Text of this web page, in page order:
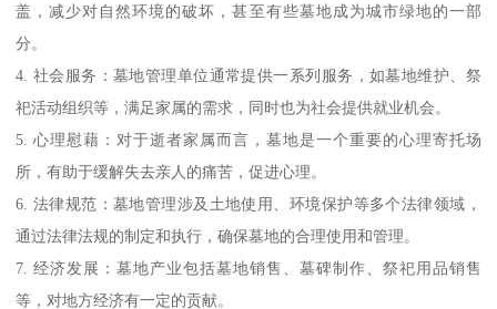
盖，减少对自然环境的破坏，甚至有些墓地成为城市绿地的一部
分。
4. 社会服务：墓地管理单位通常提供一系列服务，如墓地维护、祭
祀活动组织等，满足家属的需求，同时也为社会提供就业机会。
5. 心理慰藉：对于逝者家属而言，墓地是一个重要的心理寄托场
所，有助于缓解失去亲人的痛苦，促进心理。
6. 法律规范：墓地管理涉及土地使用、环境保护等多个法律领域，
通过法律法规的制定和执行，确保墓地的合理使用和管理。
7. 经济发展：墓地产业包括墓地销售、墓碑制作、祭祀用品销售
等，对地方经济有一定的贡献。